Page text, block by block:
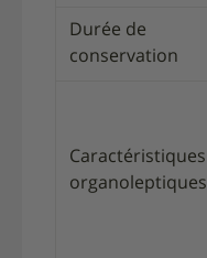
Durée de
conservation
Caractéristiques
organoleptiques